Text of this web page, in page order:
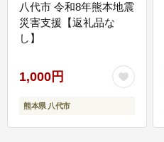
八代市 令和8年熊本地震
災害支援【返礼品な
し】
1,000円
熊本県 八代市